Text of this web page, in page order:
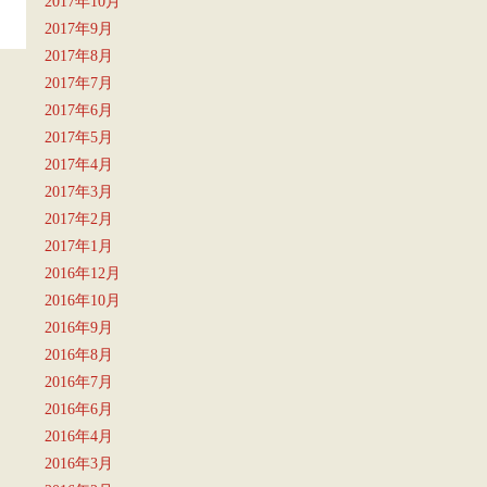
2017年9月
2017年8月
2017年7月
2017年6月
2017年5月
2017年4月
2017年3月
2017年2月
2017年1月
2016年12月
2016年10月
2016年9月
2016年8月
2016年7月
2016年6月
2016年4月
2016年3月